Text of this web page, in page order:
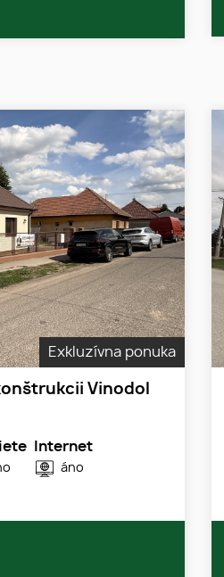
Exkluzívna ponuka
Vinodol
Internet
áno